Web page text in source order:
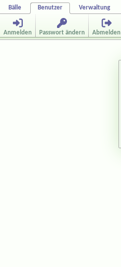
Bälle Benutzer Verwaltung
Anmelden Passwort ändern Abmelden